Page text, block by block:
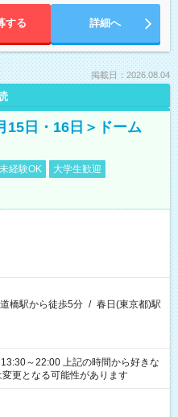
する 詳細へ
掲載日：2026.08.04
15日・16日＞ドーム
経験OK
大学生歓迎
橋駅から徒歩5分 / 春日(東京都)駅
記の時間から好きな
更となる可能性があります